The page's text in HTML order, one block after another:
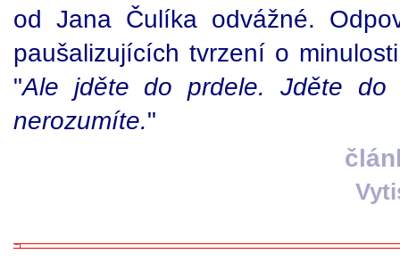
od Jana Čulíka odvážné.
paušalizujících tvrzení o
"Ale jděte do prdele. Jděte do
nerozumíte."